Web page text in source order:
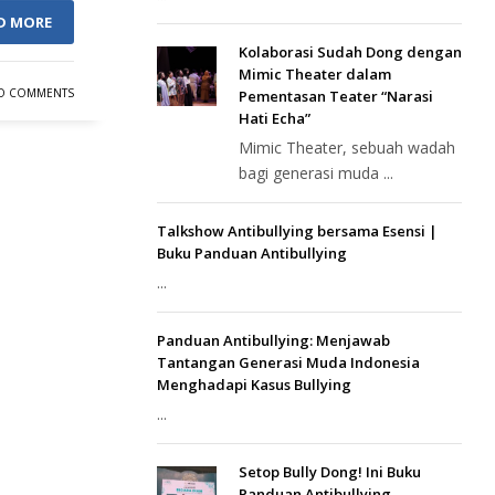
MORE
COMMENTS
Kolaborasi Sudah Dong dengan
Mimic Theater dalam
Pementasan Teater “Narasi
Hati Echa”
Mimic Theater, sebuah wadah
bagi generasi muda ...
Talkshow Antibullying bersama Esensi |
Buku Panduan Antibullying
...
Panduan Antibullying: Menjawab
Tantangan Generasi Muda Indonesia
Menghadapi Kasus Bullying
...
Setop Bully Dong! Ini Buku